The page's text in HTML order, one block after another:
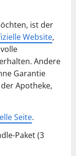
ist der
Website,
Andere
Garantie
Apotheke,
Seite.
Paket (3